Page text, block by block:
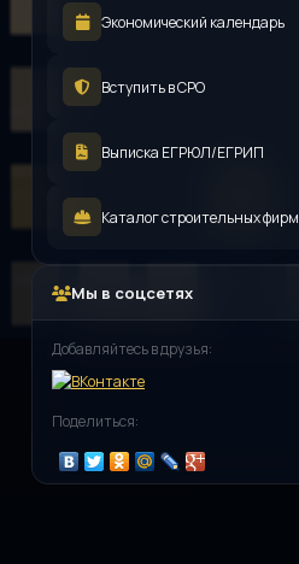
Экономический календарь
Вступить в СРО
Выписка ЕГРЮЛ/ЕГРИП
Каталог строительных фирм
Мы в соцсетях
Добавляйтесь в друзья:
Поделиться: